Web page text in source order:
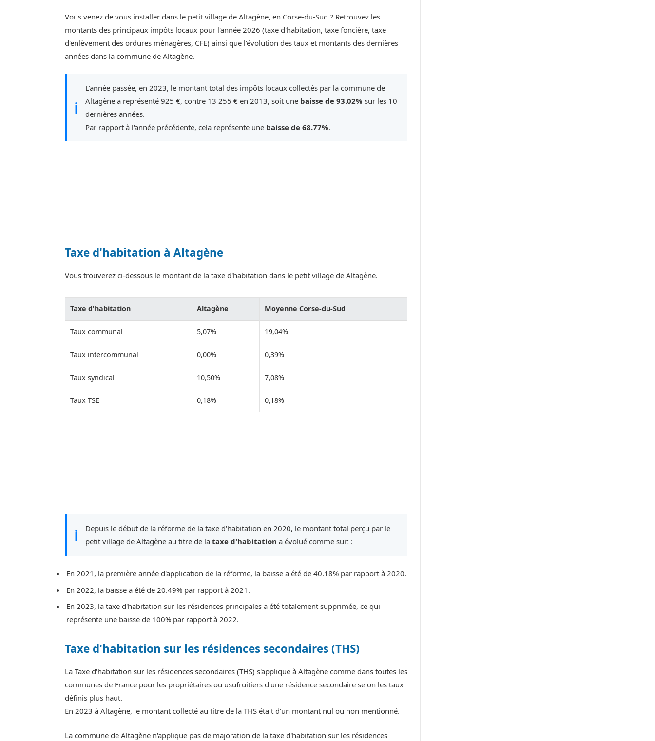
Vous venez de vous installer dans le petit village de Altagène, en Corse-du-Sud ? Retrouvez les
montants des principaux impôts locaux pour l'année 2026 (taxe d'habitation, taxe foncière, taxe
d'enlèvement des ordures ménagères, CFE) ainsi que l'évolution des taux et montants des dernières
années dans la commune de Altagène.
ℹ
L'année passée, en 2023, le montant total des impôts locaux collectés par la commune de
Altagène a représenté 925 €, contre 13 255 € en 2013, soit une baisse de 93.02% sur les 10
dernières années.
Par rapport à l'année précédente, cela représente une baisse de 68.77%.
Taxe d'habitation à Altagène
Vous trouverez ci-dessous le montant de la taxe d'habitation dans le petit village de Altagène.
Taxe d'habitation Altagène Moyenne Corse-du-Sud
Taux communal 5,07% 19,04%
Taux intercommunal 0,00% 0,39%
Taux syndical 10,50% 7,08%
Taux TSE 0,18% 0,18%
ℹ
Depuis le début de la réforme de la taxe d'habitation en 2020, le montant total perçu par le
petit village de Altagène au titre de la taxe d'habitation a évolué comme suit :
En 2021, la première année d'application de la réforme, la baisse a été de 40.18% par rapport à 2020.
En 2022, la baisse a été de 20.49% par rapport à 2021.
En 2023, la taxe d'habitation sur les résidences principales a été totalement supprimée, ce qui
représente une baisse de 100% par rapport à 2022.
Taxe d'habitation sur les résidences secondaires (THS)
La Taxe d'habitation sur les résidences secondaires (THS) s'applique à Altagène comme dans toutes les
communes de France pour les propriétaires ou usufruitiers d'une résidence secondaire selon les taux
définis plus haut.
En 2023 à Altagène, le montant collecté au titre de la THS était d'un montant nul ou non mentionné.
La commune de Altagène n'applique pas de majoration de la taxe d'habitation sur les résidences